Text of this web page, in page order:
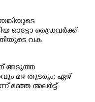
ഓട്ടോ ഡ്രൈവർക്ക്
വക
അടുത്ത
മഴ തുടരും; ഏഴ്
മഞ്ഞ അലർട്ട്